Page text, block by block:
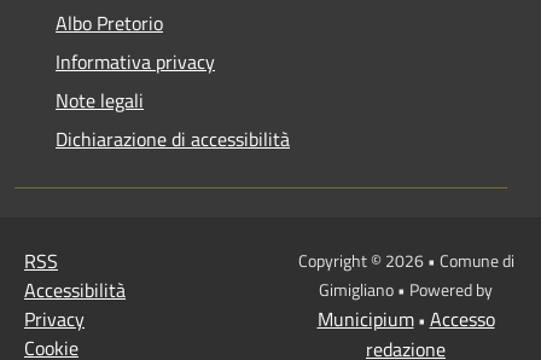
Albo Pretorio
Informativa privacy
Note legali
Dichiarazione di accessibilità
RSS
Accessibilità
Privacy
Cookie
Copyright © 2026 • Comune di
Gimigliano • Powered by
Municipium• Accesso
redazione